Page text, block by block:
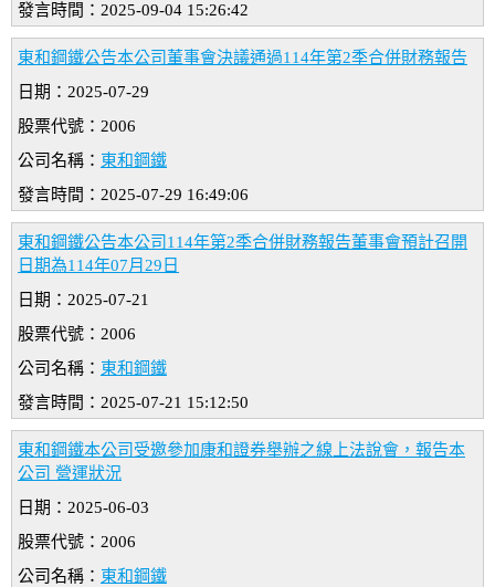
發言時間：2025-09-04 15:26:42
東和鋼鐵公告本公司董事會決議通過114年第2季合併財務報告
日期：2025-07-29
股票代號：2006
公司名稱： 東和鋼鐵
發言時間：2025-07-29 16:49:06
東和鋼鐵公告本公司114年第2季合併財務報告董事會預計召開
日期為114年07月29日
日期：2025-07-21
股票代號：2006
公司名稱： 東和鋼鐵
發言時間：2025-07-21 15:12:50
東和鋼鐵本公司受邀參加康和證券舉辦之線上法說會，報告本
公司 營運狀況
日期：2025-06-03
股票代號：2006
公司名稱： 東和鋼鐵